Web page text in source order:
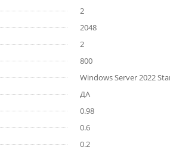
2
2048
2
800
Windows Server 2022
ДА
0.98
0.6
0.2